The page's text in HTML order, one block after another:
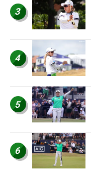
3
4
5
6